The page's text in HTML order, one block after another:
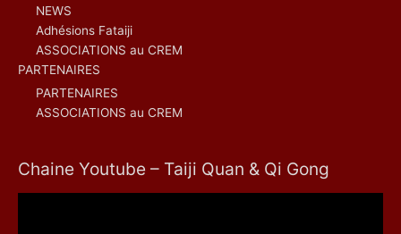
NEWS
Adhésions Fataiji
ASSOCIATIONS au CREM
PARTENAIRES
PARTENAIRES
ASSOCIATIONS au CREM
Chaine Youtube – Taiji Quan & Qi Gong